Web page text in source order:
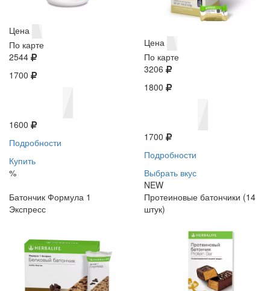
Цена
По карте
2544
1700
1600
Подробности
Купить
%
Цена
По карте
3206
1800
1700
Подробности
Выбрать вкус
NEW
Батончик Формула 1
Экспресс
Протеиновые батончики (14
штук)